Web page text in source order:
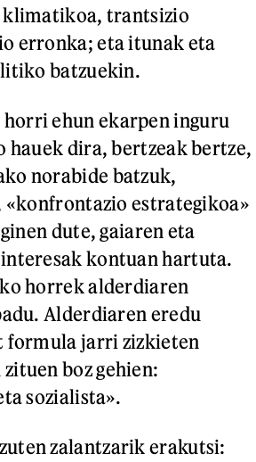
klimatikoa, trantsizio
erronka; eta itunak eta
batzuekin.
ehun ekarpen inguru
dira, bertzeak bertze,
norabide batzuk,
estrategikoa»
dute, gaiaren eta
kontuan hartuta.
horrek alderdiaren
Alderdiaren eredu
formula jarri zizkieten
boz gehien:
sozialista».
zalantzarik erakutsi: